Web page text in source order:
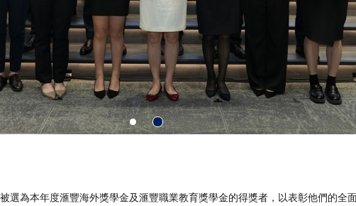
選為本年度滙豐海外獎學金及滙豐職業教育獎學金的得獎者，以表彰他們的全